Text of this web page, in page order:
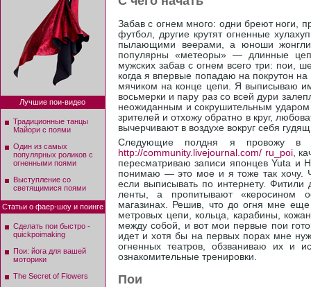
Забав с огнем много: одни бреют ноги,
футбол, другие крутят огненные
пылающими веерами, а юноши
популярны «метеоры» — длинные
мужских забав с огнем всего три: пои,
когда я впервые попадаю на покрутон
мячиком на конце цепи. Я выписываю
восьмерки и пару раз со всей дури
неожиданным и сокрушительным
зрителей и отхожу обратно в круг,
вычерчивают в воздухе вокруг себя
Следующие полдня я провожу в
http://community.livejournal.com/ ru_poi,
пересматриваю записи японцев Yuta
понимаю — это мое и я тоже так хочу.
если выписывать по интернету.
ленты, а пропитывают «керосином
магазинах. Решив, что до огня мне
метровых цепи, кольца, карабины,
между собой, и вот мои первые пои
идет и хотя бы на первых порах мне
огненных театров, обзваниваю их и
ознакомительные тренировки.
Пои
Лучшие пои-видео
Традиционные танцы
Майори с поями
Один из самых
популярных роликов с
огненными поями
Выступление со
светящимися поями
Статьи о фаер-шоу и поинге
Сделать пои быстро -
quickpoimaking
Пои: йога для вашей
моторики
The Secret of Flowers